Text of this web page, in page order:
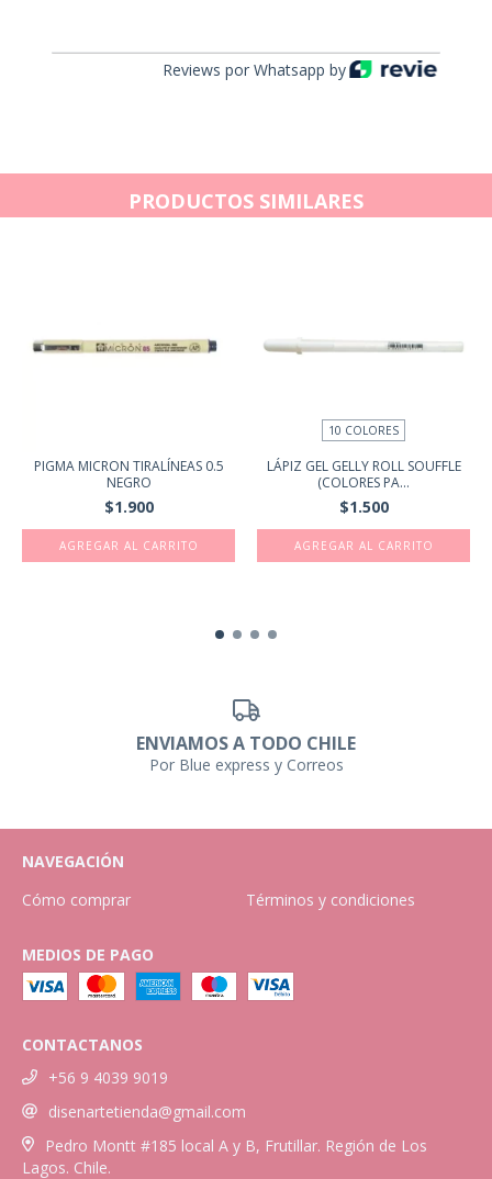
Reviews por Whatsapp by
PRODUCTOS SIMILARES
PIGMA MICRON TIRALÍNEAS 0.5
NEGRO
$1.900
10 COLORES
LÁPIZ GEL GELLY ROLL SOUFFLE
(COLORES PA...
$1.500
AGREGAR AL CARRITO
ENVIAMOS A TODO CHILE
Por Blue express y Correos
NAVEGACIÓN
Cómo comprar
Términos y condiciones
MEDIOS DE PAGO
CONTACTANOS
+56 9 4039 9019
disenartetienda@gmail.com
Pedro Montt #185 local A y B, Frutillar. Región de Los
Lagos. Chile.